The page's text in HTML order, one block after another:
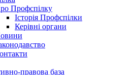
Профспілку
Історія Профспілки
Керівні органи
правова база